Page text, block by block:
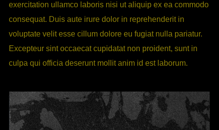
exercitation ullamco laboris nisi ut aliquip ex ea commodo
consequat. Duis aute irure dolor in reprehenderit in
voluptate velit esse cillum dolore eu fugiat nulla pariatur.
Excepteur sint occaecat cupidatat non proident, sunt in
culpa qui officia deserunt mollit anim id est laborum.